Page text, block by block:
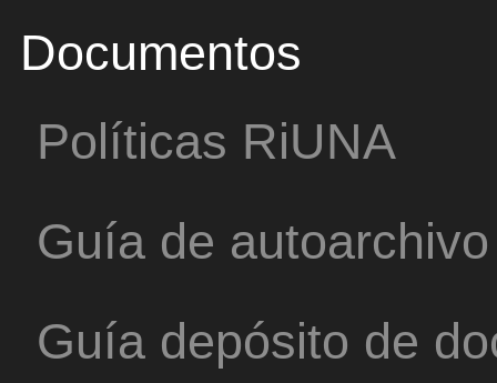
Documentos
Políticas RiUNA
Guía de autoarchivo
Guía depósito de